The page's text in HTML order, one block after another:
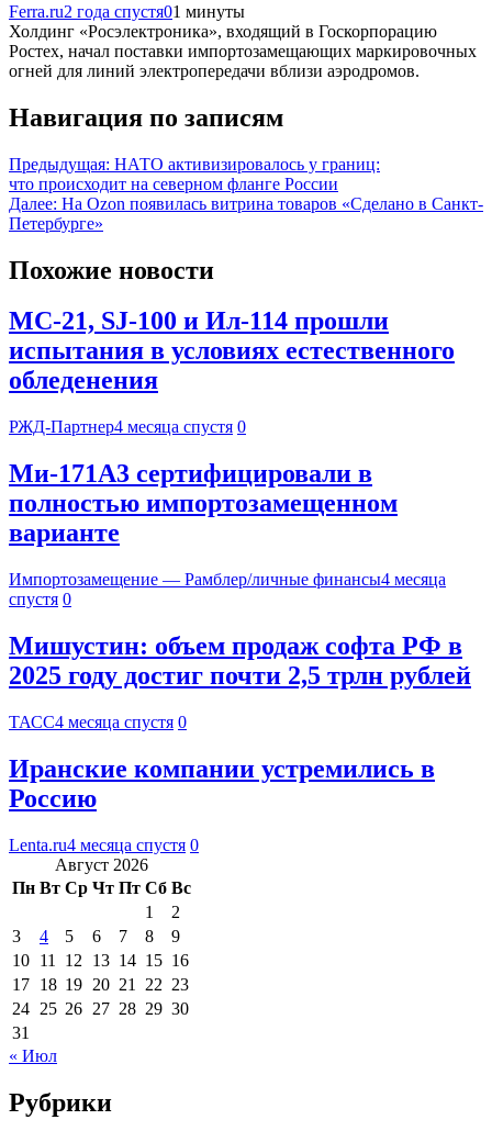
Ferra.ru2 года спустя01 минуты
Холдинг «Росэлектроника», входящий в Госкорпорацию
Ростех, начал поставки импортозамещающих маркировочных
огней для линий электропередачи вблизи аэродромов.
Навигация по записям
Предыдущая: НАТО активизировалось у границ:
что происходит на северном фланге России
Далее: На Ozon появилась витрина товаров «Сделано в Санкт-
Петербурге»
Похожие новости
МС-21, SJ-100 и Ил-114 прошли
испытания в условиях естественного
обледенения
РЖД-Партнер4 месяца спустя 0
Ми-171А3 сертифицировали в
полностью импортозамещенном
варианте
Импортозамещение — Рамблер/личные финансы4 месяца
спустя 0
Мишустин: объем продаж софта РФ в
2025 году достиг почти 2,5 трлн рублей
ТАСС4 месяца спустя 0
Иранские компании устремились в
Россию
Lenta.ru4 месяца спустя 0
Август 2026
Пн Вт Ср Чт Пт Сб Вс
1
2
3
4 5 6 7 8
9
10 11 12 13 14 15 16
17 18 19 20 21 22 23
24 25 26 27 28 29 30
31
« Июл
Рубрики